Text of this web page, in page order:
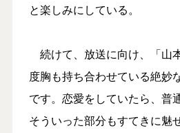
と楽しみにしている。
続けて、放送に向け、「山
度胸も持ち合わせている絶妙
です。恋愛をしていたら、普
そういった部分もすてきに魅